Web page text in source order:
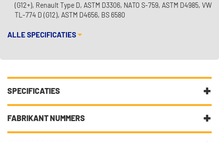
(G12+), Renault Type D, ASTM D3306, NATO S-759, ASTM D4985, VW
TL-774 D (G12), ASTM D4656, BS 6580
ALLE SPECIFICATIES
SPECIFICATIES
Fabrikantcode E504144-60L
Categorie Koelvloeistof
FABRIKANT NUMMERS